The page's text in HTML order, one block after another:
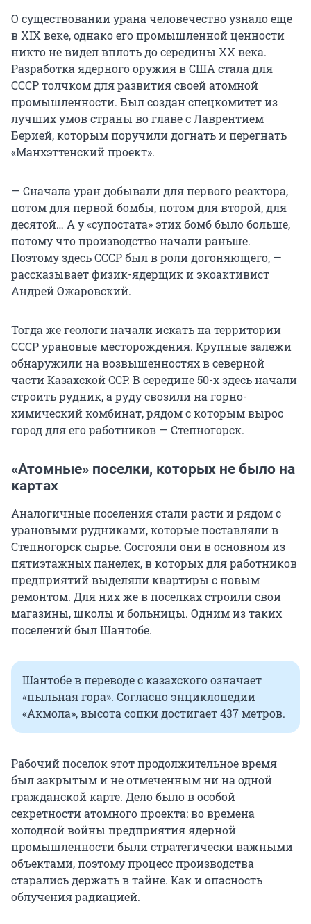
О существовании урана человечество узнало еще
в XIX веке, однако его промышленной ценности
никто не видел вплоть до середины XX века.
Разработка ядерного оружия в США стала для
СССР толчком для развития своей атомной
промышленности. Был создан спецкомитет из
лучших умов страны во главе с Лаврентием
Берией, которым поручили догнать и перегнать
«Манхэттенский проект».
— Сначала уран добывали для первого реактора,
потом для первой бомбы, потом для второй, для
десятой… А у «супостата» этих бомб было больше,
потому что производство начали раньше.
Поэтому здесь СССР был в роли догоняющего, —
рассказывает физик-ядерщик и экоактивист
Андрей Ожаровский.
Тогда же геологи начали искать на территории
СССР урановые месторождения. Крупные залежи
обнаружили на возвышенностях в северной
части Казахской ССР. В середине 50-х здесь начали
строить рудник, а руду свозили на горно-
химический комбинат, рядом с которым вырос
город для его работников — Степногорск.
«Атомные» поселки, которых не было на
картах
Аналогичные поселения стали расти и рядом с
урановыми рудниками, которые поставляли в
Степногорск сырье. Состояли они в основном из
пятиэтажных панелек, в которых для работников
предприятий выделяли квартиры с новым
ремонтом. Для них же в поселках строили свои
магазины, школы и больницы. Одним из таких
поселений был Шантобе.
Шантобе в переводе с казахского означает
«пыльная гора». Согласно энциклопедии
«Акмола», высота сопки достигает 437 метров.
Рабочий поселок этот продолжительное время
был закрытым и не отмеченным ни на одной
гражданской карте. Дело было в особой
секретности атомного проекта: во времена
холодной войны предприятия ядерной
промышленности были стратегически важными
объектами, поэтому процесс производства
старались держать в тайне. Как и опасность
облучения радиацией.